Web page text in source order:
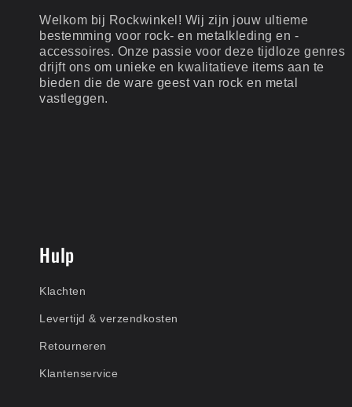
Welkom bij Rockwinkel! Wij zijn jouw ultieme
bestemming voor rock- en metalkleding en -
accessoires. Onze passie voor deze tijdloze genres
drijft ons om unieke en kwalitatieve items aan te
bieden die de ware geest van rock en metal
vastleggen.
Hulp
Klachten
Levertijd & verzendkosten
Retourneren
Klantenservice